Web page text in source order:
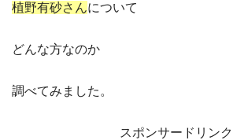
植野有砂さんについて
どんな方なのか
調べてみました。
スポンサードリンク